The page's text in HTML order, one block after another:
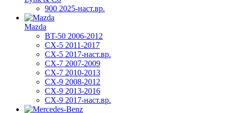
900 2025-наст.вр.
Mazda
BT-50 2006-2012
CX-5 2011-2017
CX-5 2017-наст.вр.
CX-7 2007-2009
CX-7 2010-2013
CX-9 2008-2012
CX-9 2013-2016
CX-9 2017-наст.вр.